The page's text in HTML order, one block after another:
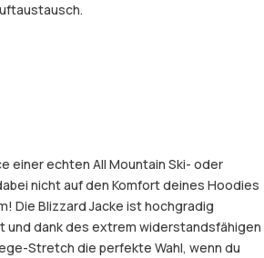
einer echten All Mountain Ski- oder
nicht auf den Komfort deines Hoodies
Die Blizzard Jacke ist hochgradig
dank des extrem widerstandsfähigen
Stretch die perfekte Wahl, wenn du